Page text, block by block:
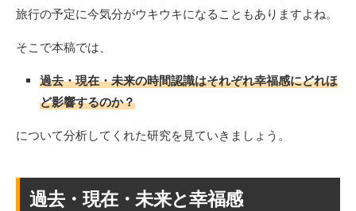
旅行の予定に今気分がウキウキになることもありますよね。
そこで本稿では、
過去・現在・未来の時間認識はそれぞれ幸福感にどれほ
ど影響するのか？
について分析してくれた研究を見ていきましょう。
過去・現在・未来と幸福感